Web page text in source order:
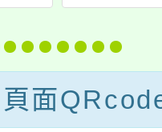
才
實
辦理
金融
師研
頁面